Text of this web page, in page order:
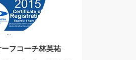
フコーチ林英祐